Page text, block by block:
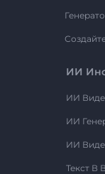
ИИ
ИИ
ИИ
ИИ
Текст В